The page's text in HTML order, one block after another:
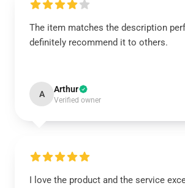
The item matches the description
definitely recommend it to others.
A Arthur
Verified owner
I love the product and the service